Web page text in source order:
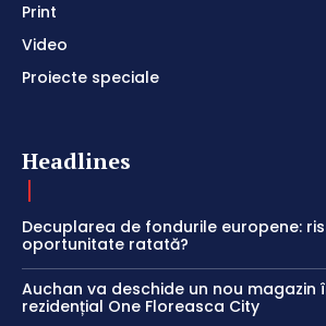
Print
Video
Proiecte speciale
Headlines
Decuplarea de fondurile europene:
oportunitate ratată?
Auchan va deschide un nou magazin
rezidențial One Floreasca City